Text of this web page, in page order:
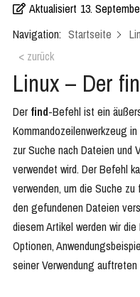
Aktualisiert 13.
Navigation: Startseite
< zurück
Linux – Der
Der find-Befehl ist ein
Kommandozeilenwerkzeug
zur Suche nach Dateien und
verwendet wird. Der Befehl
verwenden, um die Suche
den gefundenen Dateien
diesem Artikel werden wir
Optionen,
seiner Verwendung